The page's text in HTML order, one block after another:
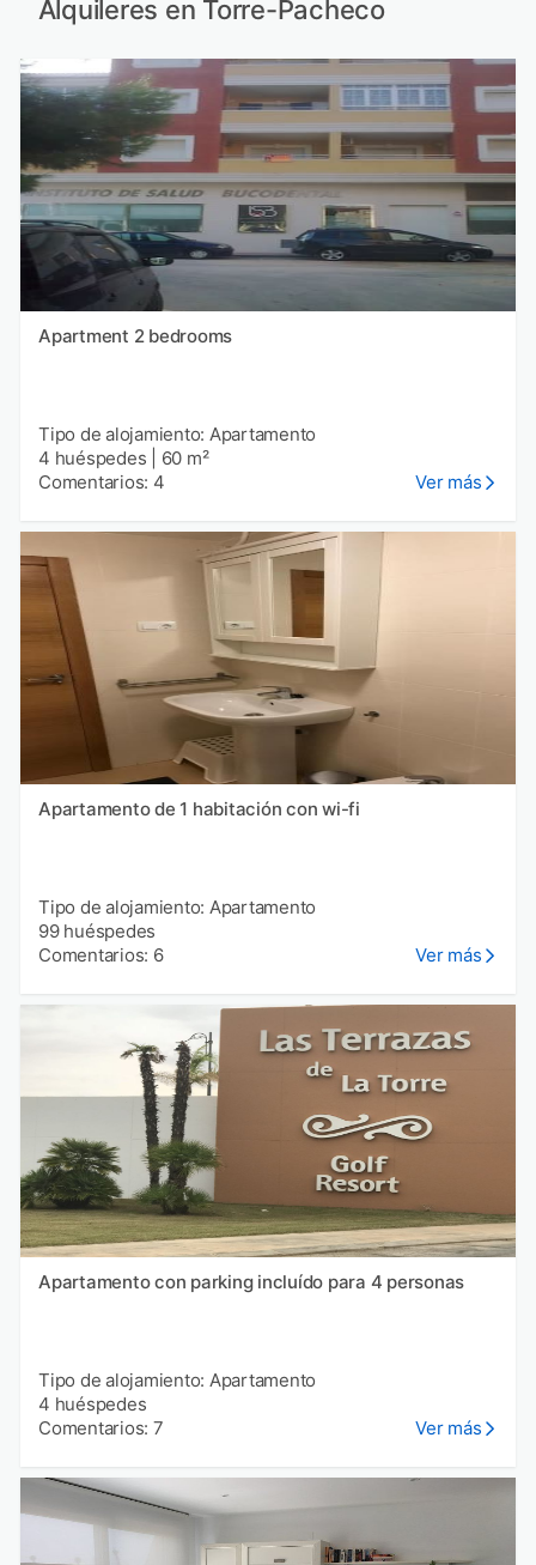
Alquileres en Torre-Pacheco
Apartment 2 bedrooms
Tipo de alojamiento: Apartamento
4 huéspedes
60 m²
Comentarios: 4
Ver más
Apartamento de 1 habitación con wi-fi
Tipo de alojamiento: Apartamento
99 huéspedes
Comentarios: 6
Ver más
Apartamento con parking incluído para 4 personas
Tipo de alojamiento: Apartamento
4 huéspedes
Comentarios: 7
Ver más